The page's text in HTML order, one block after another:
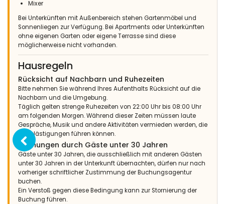
Es gibt nichts negatives an diesem Haus Pool ist riesig 👍 Tolle
ruhige Lage und zum Strand Arenal mit dem Fahrrad in 20
Minuten!
Es war ein wunderbares Haus , sehr ruhige Lage ! Dieses Haus
hat uns super gefallen ‚ Würde immer wieder über Pool villas
buchen ! Es wurde sich bestens um ins gekümmert ,als wir
anfangs ein Problem hatten! Der Service , auch von den
Damen war bestens !!
- 9,0
Gruppen von Freunden - September 2018 - Vereinigtes Königreich
von Gro :
(Originaltext)
great Villa Lovely pool30 min walk into town
(Übersetzt von Google)
tolle Villa Schöner Pool 30 Minuten zu Fuß in die Stadt
Mixer
Bei Unterkünften mit Außenbereich stehen Gartenmöbel und
Sonnenliegen zur Verfügung. Bei Apartments oder Unterkünften
ohne eigenen Garten oder eigene Terrasse sind diese
möglicherweise nicht vorhanden.
Hausregeln
Rücksicht auf Nachbarn und Ruhezeiten
Bitte nehmen Sie während Ihres Aufenthalts Rücksicht auf die
Nachbarn und die Umgebung.
Täglich gelten strenge Ruhezeiten von 22:00 Uhr bis 08:00 Uhr
am folgenden Morgen. Während dieser Zeiten müssen laute
Gespräche, Musik und andere Aktivitäten vermieden werden, die
zu Belästigungen führen können.
Buchungen durch Gäste unter 30 Jahren
Gäste unter 30 Jahren, die ausschließlich mit anderen Gästen
unter 30 Jahren in der Unterkunft übernachten, dürfen nur nach
vorheriger schriftlicher Zustimmung der Buchungsagentur
buchen.
Ein Verstoß gegen diese Bedingung kann zur Stornierung der
Buchung führen.